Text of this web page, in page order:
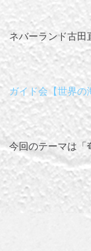
ネバーランド古
ガイド会【世界の
今回のテーマは「